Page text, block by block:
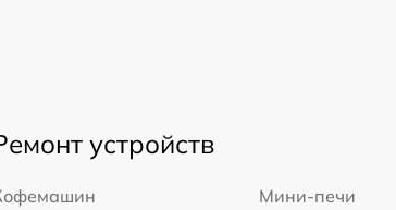
устройств
Мини-печи